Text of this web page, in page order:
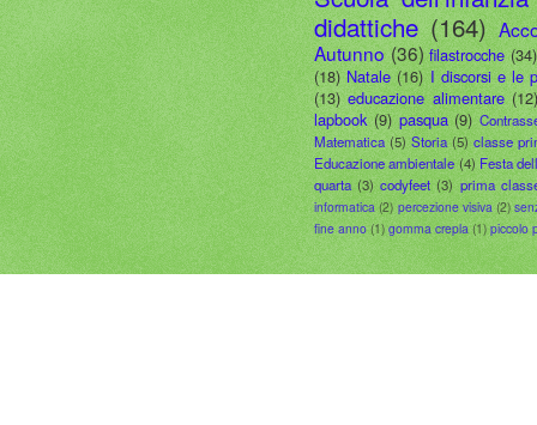
didattiche (164)
Autunno (36) filastrocche (34)
(18) Natale (16) I discorsi e le
(13) educazione alimentare
lapbook (9) pasqua (9)
Matematica (5) Storia (5) classe
Educazione ambientale (4) Festa
quarta (3) codyfeet (3) prima
informatica (2) percezione visiva (2)
fine anno (1) gomma crepla (1) piccolo